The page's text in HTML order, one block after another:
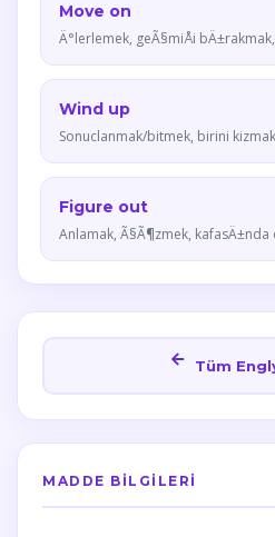
Move on
Ä°lerlemek, geÃ§miÅi
Wind up
Sonuclanmak/bitmek, birini
Figure out
Anlamak, Ã§Ã¶zmek, kafasÄ±nda
Tüm
MADDE BILGILERI